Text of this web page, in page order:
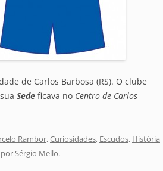
de Carlos Barbosa (RS). O clube
Sede ficava no Centro de Carlos
Rambor,Curiosidades, Escudos, História
porSérgio Mello.